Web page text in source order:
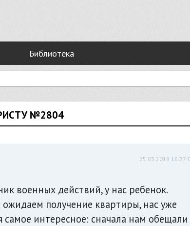
Библиотека
№2804
25.03.2019
военных действий, у нас ребенок.
получение квартиры, нас уже
интересное: сначала нам обещали